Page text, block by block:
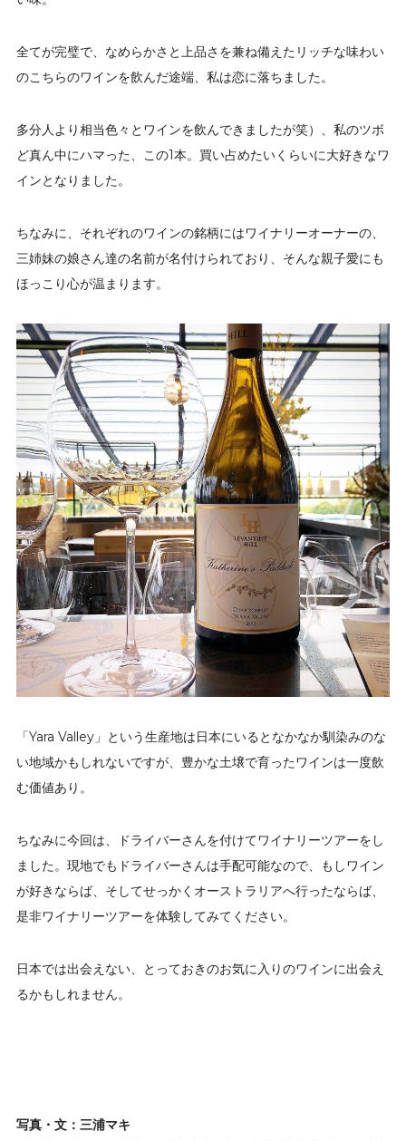
全てが完璧で、なめらかさと上品さを兼ね備えたリッチな味わい
のこちらのワインを飲んだ途端、私は恋に落ちました。
多分人より相当色々とワインを飲んできましたが笑）、私のツボ
ど真ん中にハマった、この1本。買い占めたいくらいに大好きなワ
インとなりました。
ちなみに、それぞれのワインの銘柄にはワイナリーオーナーの、
三姉妹の娘さん達の名前が名付けられており、そんな親子愛にも
ほっこり心が温まります。
「Yara Valley」という生産地は日本にいるとなかなか馴染みのな
い地域かもしれないですが、豊かな土壌で育ったワインは一度飲
む価値あり。
ちなみに今回は、ドライバーさんを付けてワイナリーツアーをし
ました。現地でもドライバーさんは手配可能なので、もしワイン
が好きならば、そしてせっかくオーストラリアへ行ったならば、
是非ワイナリーツアーを体験してみてください。
日本では出会えない、とっておきのお気に入りのワインに出会え
るかもしれません。
写真・文：三浦マキ